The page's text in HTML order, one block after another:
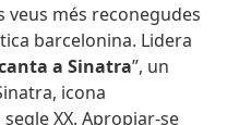
veus més reconegudes
barcelonina. Lidera
a Sinatra”, un
icona
XX. Apropiar-se